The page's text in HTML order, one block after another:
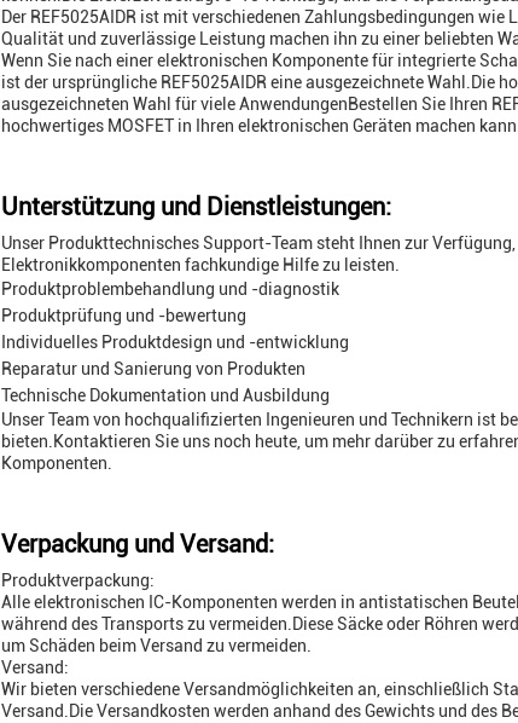
Der REF5025AIDR ist mit verschiedenen Zahlungsbedingungen wie
Qualität und zuverlässige Leistung machen ihn zu einer beliebten
Wenn Sie nach einer elektronischen Komponente für integrierte
ist der ursprüngliche REF5025AIDR eine ausgezeichnete Wahl.Die
ausgezeichneten Wahl für viele AnwendungenBestellen Sie Ihren
hochwertiges MOSFET in Ihren elektronischen Geräten machen kann..
Unterstützung und Dienstleistungen:
Unser Produkttechnisches Support-Team steht Ihnen zur
Elektronikkomponenten fachkundige Hilfe zu leisten.
Produktproblembehandlung und -diagnostik
Produktprüfung und -bewertung
Individuelles Produktdesign und -entwicklung
Reparatur und Sanierung von Produkten
Technische Dokumentation und Ausbildung
Unser Team von hochqualifizierten Ingenieuren und Technikern ist
bieten.Kontaktieren Sie uns noch heute, um mehr darüber zu
Komponenten.
Verpackung und Versand:
Produktverpackung:
Alle elektronischen IC-Komponenten werden in antistatischen
während des Transports zu vermeiden.Diese Säcke oder Röhren
um Schäden beim Versand zu vermeiden.
Versand:
Wir bieten verschiedene Versandmöglichkeiten an, einschließlich
Versand.Die Versandkosten werden anhand des Gewichts und des